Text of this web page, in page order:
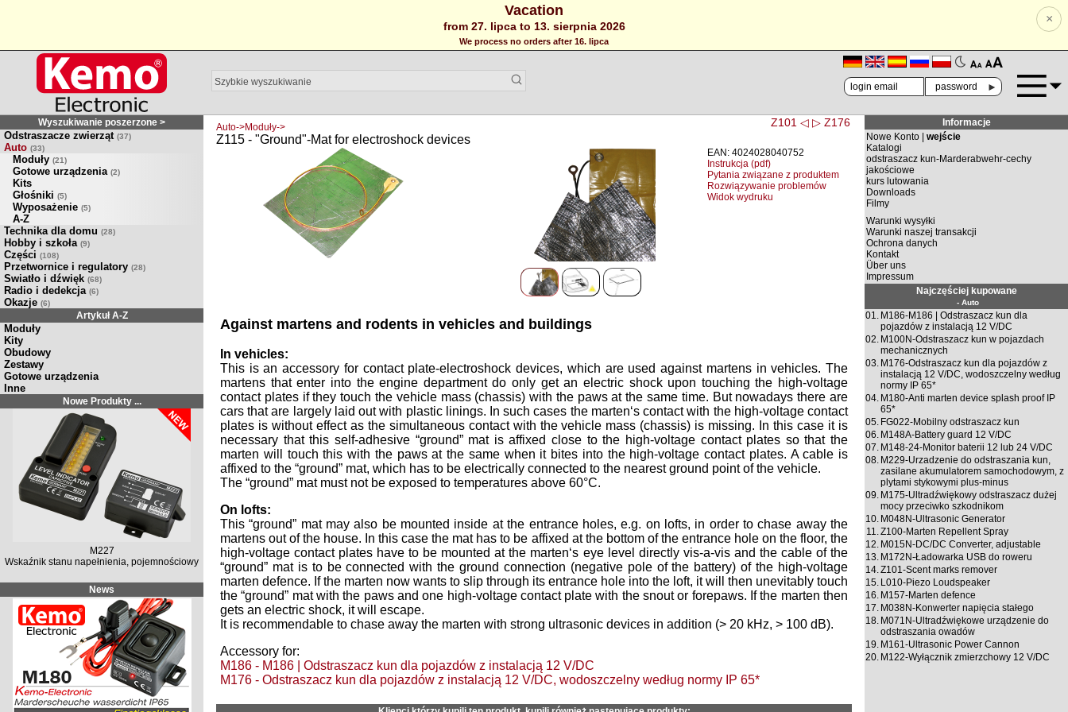
Vacation
from 27. lipca to 13. sierpnia 2026
We process no orders after 16. lipca
×
🗛 🗚
►
Wyszukiwanie poszerzone >
Odstraszacze zwierząt (37)
Auto (33)
Moduły (21)
Gotowe urządzenia (2)
Kits
Głośniki (5)
Wyposażenie (5)
A-Z
Technika dla domu (28)
Hobby i szkoła (9)
Części (108)
Przetwornice i regulatory (28)
Swiatło i dźwięk (68)
Radio i dedekcja (6)
Okazje (6)
Artykuł A-Z
Moduły
Kity
Obudowy
Zestawy
Gotowe urządzenia
Inne
Nowe Produkty ...
M227
Wskaźnik stanu napełnienia, pojemnościowy
News
Z101 ◁ ▷ Z176
Auto->Moduły->
Z115 - "Ground"-Mat for electroshock devices
EAN: 4024028040752
Instrukcja (pdf)
Pytania związane z produktem
Rozwiązywanie problemów
Widok wydruku
Against martens and rodents in vehicles and buildings
In vehicles:
This is an accessory for contact plate-electroshock devices, which are used against martens in vehicles. The
martens that enter into the engine department do only get an electric shock upon touching the high-voltage
contact plates if they touch the vehicle mass (chassis) with the paws at the same time. But nowadays there are
cars that are largely laid out with plastic linings. In such cases the marten‘s contact with the high-voltage contact
plates is without effect as the simultaneous contact with the vehicle mass (chassis) is missing. In this case it is
necessary that this self-adhesive “ground” mat is affixed close to the high-voltage contact plates so that the
marten will touch this with the paws at the same when it bites into the high-voltage contact plates. A cable is
affixed to the “ground” mat, which has to be electrically connected to the nearest ground point of the vehicle.
The “ground” mat must not be exposed to temperatures above 60°C.
On lofts:
This “ground” mat may also be mounted inside at the entrance holes, e.g. on lofts, in order to chase away the
martens out of the house. In this case the mat has to be affixed at the bottom of the entrance hole on the floor, the
high-voltage contact plates have to be mounted at the marten‘s eye level directly vis-a-vis and the cable of the
“ground” mat is to be connected with the ground connection (negative pole of the battery) of the high-voltage
marten defence. If the marten now wants to slip through its entrance hole into the loft, it will then unevitably touch
the “ground” mat with the paws and one high-voltage contact plate with the snout or forepaws. If the marten then
gets an electric shock, it will escape.
It is recommendable to chase away the marten with strong ultrasonic devices in addition (> 20 kHz, > 100 dB).
Accessory for:
M186 - M186 | Odstraszacz kun dla pojazdów z instalacją 12 V/DC
M176 - Odstraszacz kun dla pojazdów z instalacją 12 V/DC, wodoszczelny według normy IP 65*
Informacje
Nowe Konto | wejście
Katalogi
odstraszacz kun-Marderabwehr-cechy
jakościowe
kurs lutowania
Downloads
Filmy
Warunki wysyłki
Warunki naszej transakcji
Ochrona danych
Kontakt
Über uns
Impressum
Najczęściej kupowane
- Auto
01. M186-M186 | Odstraszacz kun dla
pojazdów z instalacją 12 V/DC
02. M100N-Odstraszacz kun w pojazdach
mechanicznych
03. M176-Odstraszacz kun dla pojazdów z
instalacją 12 V/DC, wodoszczelny według
normy IP 65*
04. M180-Anti marten device splash proof IP
65*
05. FG022-Mobilny odstraszacz kun
06. M148A-Battery guard 12 V/DC
07. M148-24-Monitor baterii 12 lub 24 V/DC
08. M229-Urzadzenie do odstraszania kun,
zasilane akumulatorem samochodowym, z
plytami stykowymi plus-minus
09. M175-Ultradźwiękowy odstraszacz dużej
mocy przeciwko szkodnikom
10. M048N-Ultrasonic Generator
11.Z100-Marten Repellent Spray
12. M015N-DC/DC Converter, adjustable
13. M172N-Ładowarka USB do roweru
14.Z101-Scent marks remover
15. L010-Piezo Loudspeaker
16. M157-Marten defence
17. M038N-Konwerter napięcia stałego
18. M071N-Ultradźwiękowe urządzenie do
odstraszania owadów
19. M161-Ultrasonic Power Cannon
20. M122-Wyłącznik zmierzchowy 12 V/DC